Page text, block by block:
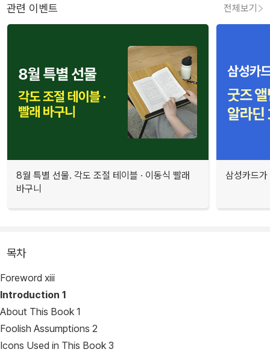
관련 이벤트 전체보기
8월 특별 선물. 각도 조절 테이블 · 이동식 빨래
바구니
삼성카드
목차
Foreword xiii
Introduction 1
About This Book 1
Foolish Assumptions 2
Icons Used in This Book 3